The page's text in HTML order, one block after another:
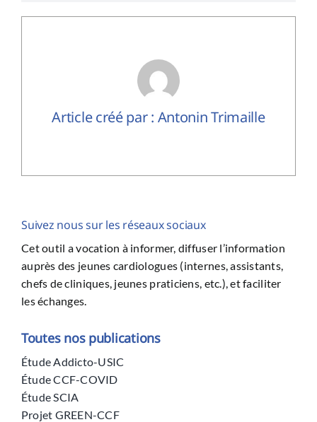
Suivez nous sur les réseaux sociaux
Cet outil a vocation à informer, diffuser l’information
auprès des jeunes cardiologues (internes, assistants,
chefs de cliniques, jeunes praticiens, etc.), et faciliter
les échanges.
Toutes nos publications
Étude Addicto-USIC
Étude CCF-COVID
Étude SCIA
Projet GREEN-CCF
Article créé par : Antonin Trimaille